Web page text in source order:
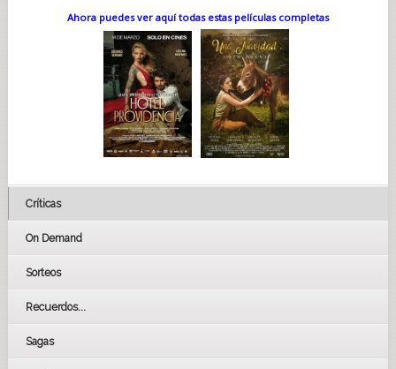
Ahora puedes ver aquí todas estas películas completas
Críticas
On Demand
Sorteos
Recuerdos...
Sagas